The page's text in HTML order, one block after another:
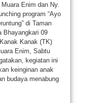
Enim dan Ny.
program “Ayo
di Taman
Bhayangkari 09
Kanak (TK)
Enim, Sabtu
kegiatan ini
keinginan anak
budaya menabung